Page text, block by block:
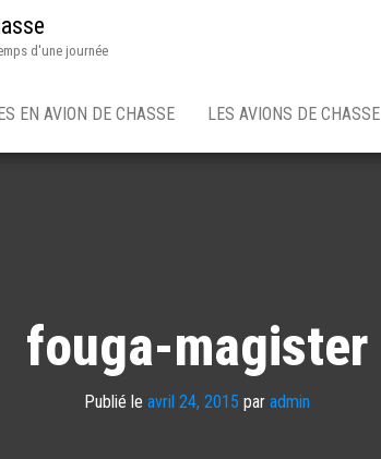
d'une journée
EN AVION DE CHASSE LES AVIONS DE CHASSE
fouga-magister
Publié le avril 24, 2015 par admin